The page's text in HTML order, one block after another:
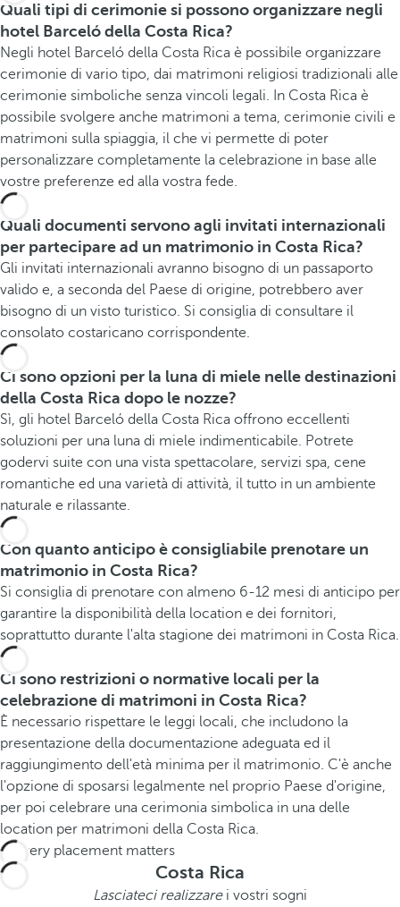
Quali tipi di cerimonie si possono organizzare negli
hotel Barceló della Costa Rica?
Negli hotel Barceló della Costa Rica è possibile organizzare
cerimonie di vario tipo, dai matrimoni religiosi tradizionali alle
cerimonie simboliche senza vincoli legali. In Costa Rica è
possibile svolgere anche matrimoni a tema, cerimonie civili e
matrimoni sulla spiaggia, il che vi permette di poter
personalizzare completamente la celebrazione in base alle
vostre preferenze ed alla vostra fede.
Quali documenti servono agli invitati internazionali
per partecipare ad un matrimonio in Costa Rica?
Gli invitati internazionali avranno bisogno di un passaporto
valido e, a seconda del Paese di origine, potrebbero aver
bisogno di un visto turistico. Si consiglia di consultare il
consolato costaricano corrispondente.
Ci sono opzioni per la luna di miele nelle destinazioni
della Costa Rica dopo le nozze?
Sì, gli hotel Barceló della Costa Rica offrono eccellenti
soluzioni per una luna di miele indimenticabile. Potrete
godervi suite con una vista spettacolare, servizi spa, cene
romantiche ed una varietà di attività, il tutto in un ambiente
naturale e rilassante.
Con quanto anticipo è consigliabile prenotare un
matrimonio in Costa Rica?
Si consiglia di prenotare con almeno 6-12 mesi di anticipo per
garantire la disponibilità della location e dei fornitori,
soprattutto durante l'alta stagione dei matrimoni in Costa Rica.
Ci sono restrizioni o normative locali per la
celebrazione di matrimoni in Costa Rica?
È necessario rispettare le leggi locali, che includono la
presentazione della documentazione adeguata ed il
raggiungimento dell'età minima per il matrimonio. C'è anche
l'opzione di sposarsi legalmente nel proprio Paese d'origine,
per poi celebrare una cerimonia simbolica in una delle
location per matrimoni della Costa Rica.
Costa Rica
Lasciateci realizzarei vostri sogni